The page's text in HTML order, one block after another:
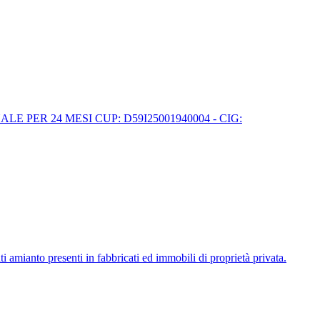
PER 24 MESI CUP: D59I25001940004 - CIG:
amianto presenti in fabbricati ed immobili di proprietà privata.